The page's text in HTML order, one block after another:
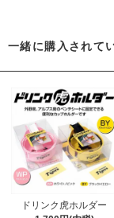
一緒に購入されて
ドリンク虎ホルダー